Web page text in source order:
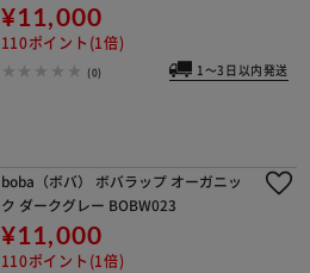
¥11,000
110ポイント(1倍)
(0) 1～3日以内発送
boba（ボバ） ボバラップ オーガニッ
ク ダークグレー BOBW023
¥11,000
110ポイント(1倍)